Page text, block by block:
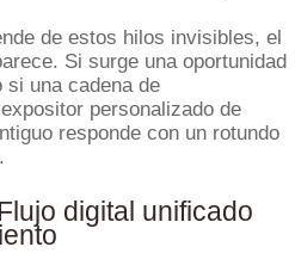
de estos hilos invisibles, el
Si surge una oportunidad
si una cadena de
personalizado de
responde con un rotundo
digital unificado